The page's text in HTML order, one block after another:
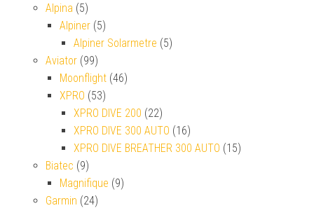
Alpina (5)
Alpiner (5)
Alpiner Solarmetre (5)
Aviator (99)
Moonflight (46)
XPRO (53)
XPRO DIVE 200 (22)
XPRO DIVE 300 AUTO (16)
XPRO DIVE BREATHER 300 AUTO (15)
Biatec (9)
Magnifique (9)
Garmin (24)